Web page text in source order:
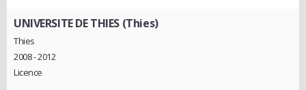
UNIVERSITE DE THIES (Thies)
Thies
2008 - 2012
Licence